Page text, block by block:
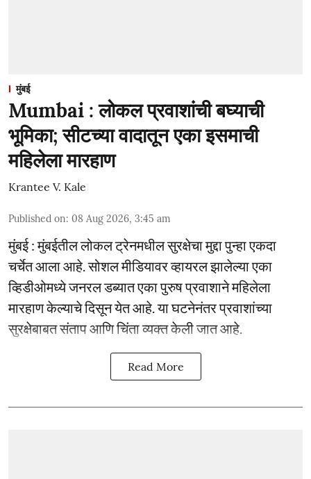
मुंबई
Mumbai : लोकल प्रवाशांची बघ्याची
भूमिका; सीटच्या वादातून एका इसमाची
महिलेला मारहाण
Krantee V. Kale
Published on: 08 Aug 2026, 3:45 am
मुंबई : मुंबईतील लोकल ट्रेनमधील सुरक्षेचा मुद्दा पुन्हा एकदा
चर्चेत आला आहे. सोशल मीडियावर व्हायरल झालेल्या एका
व्हिडीओमध्ये जनरल डब्यात एका पुरुष प्रवाशाने महिलेला
मारहाण केल्याचे दिसून येत आहे. या घटनेनंतर प्रवाशांच्या
सुरक्षेबाबत संताप आणि चिंता व्यक्त केली जात आहे.
Read More